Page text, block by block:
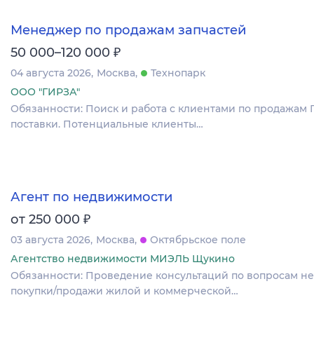
Менеджер по продажам запчастей
50 000–120 000 ₽
04 августа 2026 Москва
Технопарк
ООО "ГИРЗА"
Обязанности: Поиск и работа с клиентами по
поставки. Потенциальные клиенты…
Агент по недвижимости
от 250 000 ₽
03 августа 2026 Москва
Октябрьское поле
Агентство недвижимости МИЭЛЬ Щукино
Обязанности: Проведение консультаций по вопросам
покупки/продажи жилой и коммерческой…